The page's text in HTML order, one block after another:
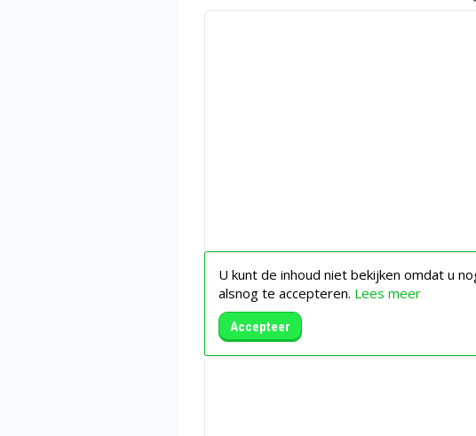
U kunt de inhoud niet bekijken omdat u
alsnog te accepteren. Lees meer
Accepteer